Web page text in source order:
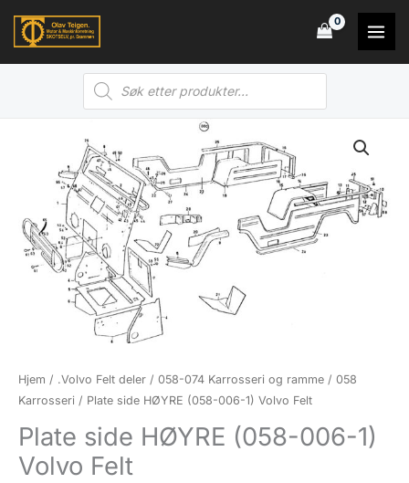
Products
search
Hjem / .Volvo Felt deler / 058-074 Karrosseri og ramme / 058
Karrosseri / Plate side HØYRE (058-006-1) Volvo Felt
Plate side HØYRE (058-006-1)
Volvo Felt